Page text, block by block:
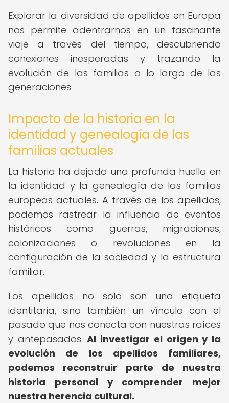
Explorar la diversidad de apellidos en Europa
nos permite adentrarnos en un fascinante
viaje a través del tiempo, descubriendo
conexiones inesperadas y trazando la
evolución de las familias a lo largo de las
generaciones.
Impacto de la historia en la
identidad y genealogía de las
familias actuales
La historia ha dejado una profunda huella en
la identidad y la genealogía de las familias
europeas actuales. A través de los apellidos,
podemos rastrear la influencia de eventos
históricos como guerras, migraciones,
colonizaciones o revoluciones en la
configuración de la sociedad y la estructura
familiar.
Los apellidos no solo son una etiqueta
identitaria, sino también un vínculo con el
pasado que nos conecta con nuestras raíces
y antepasados.Al investigar el origen y la
evolución de los apellidos familiares,
podemos reconstruir parte de nuestra
historia personal y comprender mejor
nuestra herencia cultural.